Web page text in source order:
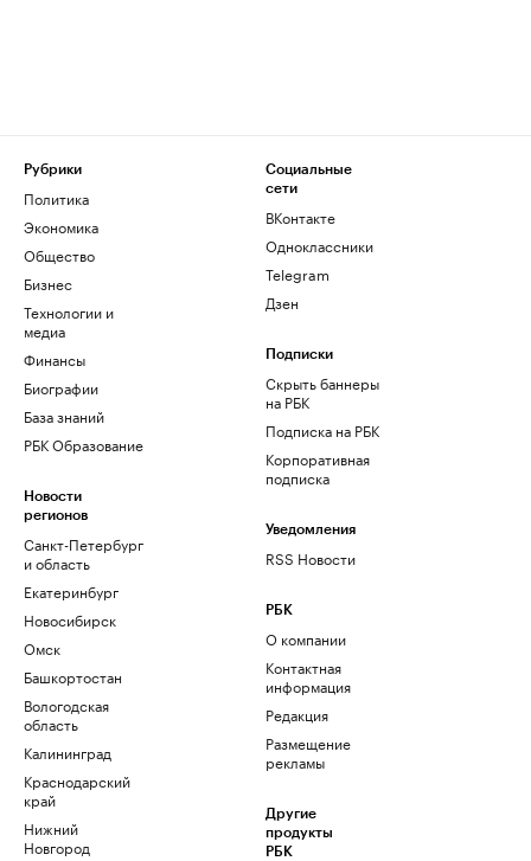
Рубрики
Политика
Экономика
Общество
Бизнес
Технологии и
медиа
Финансы
Биографии
База знаний
РБК Образование
Новости
регионов
Санкт-Петербург
и область
Екатеринбург
Новосибирск
Омск
Башкортостан
Вологодская
область
Калининград
Краснодарский
край
Нижний
Новгород
Социальные
сети
ВКонтакте
Одноклассники
Telegram
Дзен
Подписки
Скрыть баннеры
на РБК
Подписка на РБК
Корпоративная
подписка
Уведомления
RSS Новости
РБК
О компании
Контактная
информация
Редакция
Размещение
рекламы
Другие
продукты
РБК